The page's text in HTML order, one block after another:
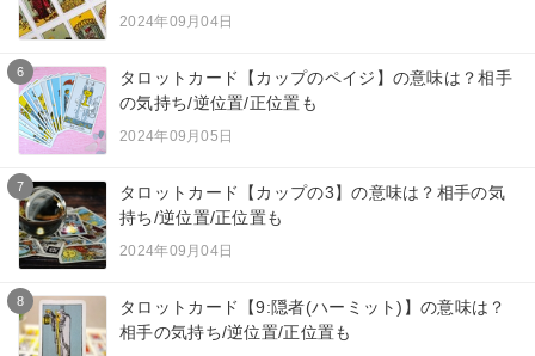
2024年09月04日
6
タロットカード【カップのペイジ】の意味は？相手
の気持ち/逆位置/正位置も
2024年09月05日
7
タロットカード【カップの3】の意味は？相手の気
持ち/逆位置/正位置も
2024年09月04日
8
タロットカード【9:隠者(ハーミット)】の意味は？
相手の気持ち/逆位置/正位置も